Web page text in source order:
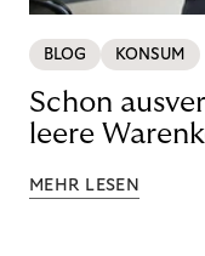
BLOG KONSUM
Schon
leere
MEHR LESEN